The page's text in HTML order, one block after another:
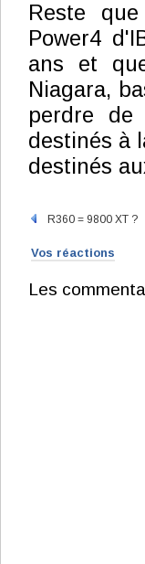
Reste
Power4
ans et
Niagara,
perdre
destinés à
destinés
R360 = 9800 XT ?
Vos réactions
Les